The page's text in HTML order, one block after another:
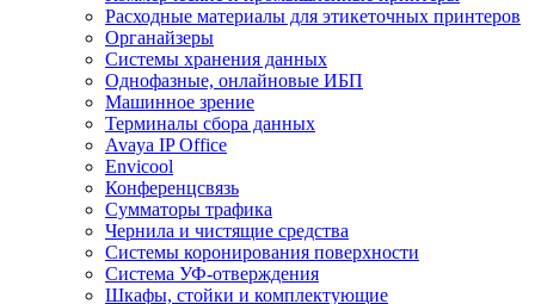
Расходные материалы для этикеточных принтеров
Органайзеры
Системы хранения данных
Однофазные, онлайновые ИБП
Машинное зрение
Терминалы сбора данных
Avaya IP Office
Envicool
Конференцсвязь
Сумматоры трафика
Чернила и чистящие средства
Системы коронирования поверхности
Cистема УФ-отверждения
Шкафы, стойки и комплектующие